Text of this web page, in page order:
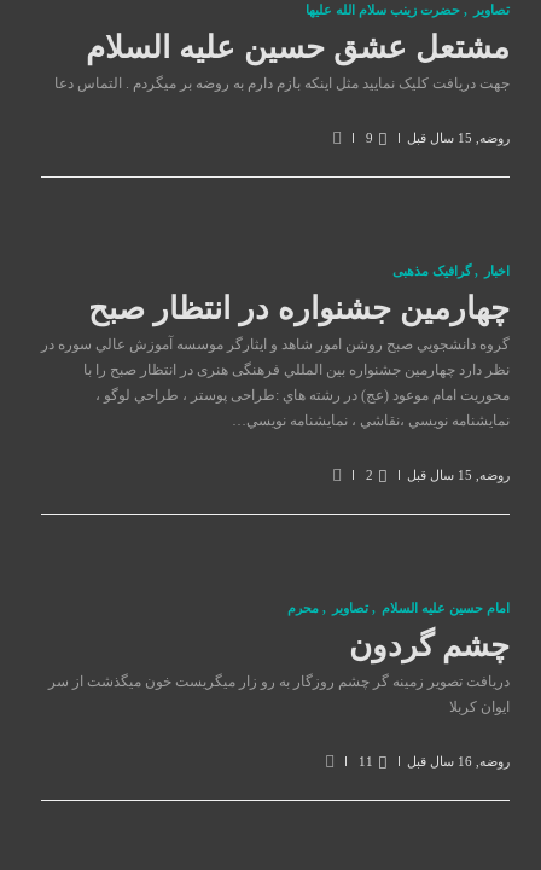
تصاوير , حضرت زينب سلام الله عليها
مشتعل عشق حسین علیه السلام
جهت دریافت کلیک نمایید مثل اینکه بازم دارم به روضه بر میگردم . التماس دعا
روضه 15 سال قبل 9
اخبار ,گرافیک مذهبی
چهارمین جشنواره در انتظار صبح
گروه دانشجويي صبح روشن امور شاهد و ايثارگر موسسه آموزش عالي سوره در
نظر دارد چهارمين جشنواره بين المللي فرهنگی هنری در انتظار صبح را با
محوريت امام موعود (عج) در رشته هاي :طراحی پوستر ، طراحي لوگو ،
نمايشنامه نويسي ،نقاشي ، نمايشنامه نويسي…
روضه 15 سال قبل 2
امام حسین علیه السلام , تصاوير , محرم
چشم گردون
دریافت تصویر زمینه گر چشم روزگار به رو زار میگریست خون میگذشت از سر
ایوان کربلا
روضه 16 سال قبل 11